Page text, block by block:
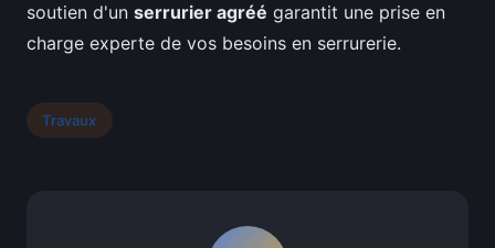
soutien d'un serrurier agréé garantit une prise en
charge experte de vos besoins en serrurerie.
Travaux